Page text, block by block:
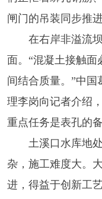
闸门的吊装同步推进
在右岸非溢流
面。“混凝土接触
间结合质量。”中
理李岗向记者介绍
重点任务是表孔的
土溪口水库地
杂，施工难度大。
进，得益于创新工